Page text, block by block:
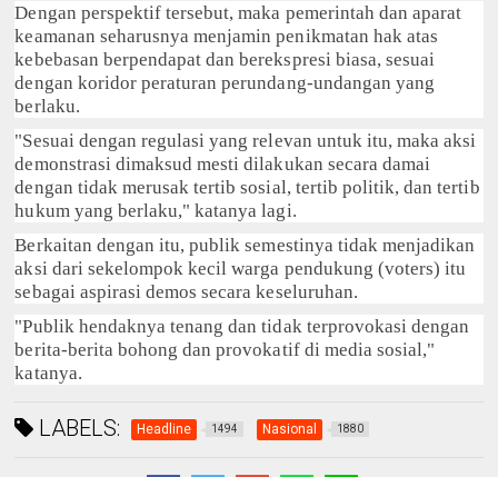
Dengan perspektif tersebut, maka pemerintah dan aparat
keamanan seharusnya menjamin penikmatan hak atas
kebebasan berpendapat dan berekspresi biasa, sesuai
dengan koridor peraturan perundang-undangan yang
berlaku.
"Sesuai dengan regulasi yang relevan untuk itu, maka aksi
demonstrasi dimaksud mesti dilakukan secara damai
dengan tidak merusak tertib sosial, tertib politik, dan tertib
hukum yang berlaku," katanya lagi.
Berkaitan dengan itu, publik semestinya tidak menjadikan
aksi dari sekelompok kecil warga pendukung (voters) itu
sebagai aspirasi demos secara keseluruhan.
"Publik hendaknya tenang dan tidak terprovokasi dengan
berita-berita bohong dan provokatif di media sosial,"
katanya.
LABELS: Headline 1494 Nasional 1880